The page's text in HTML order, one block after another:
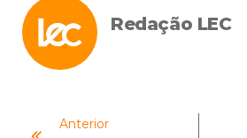
Redação LEC
Anterior